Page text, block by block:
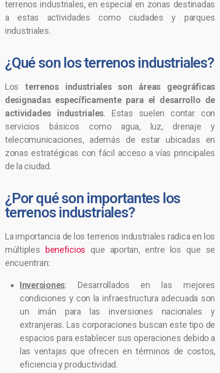
terrenos industriales, en especial en zonas destinadas
a estas actividades como ciudades y parques
industriales.
¿Qué son los terrenos industriales?
Losterrenos industriales son áreas geográficas
designadas específicamente para el desarrollo de
actividades industriales. Estas suelen contar con
servicios básicos como agua, luz, drenaje y
telecomunicaciones, además de estar ubicadas en
zonas estratégicas con fácil acceso a vías principales
de la ciudad.
¿Por qué son importantes los
terrenos industriales?
La importancia de los terrenos industriales radica en los
múltiples
beneficios que aportan, entre los que se
encuentran:
Inversiones: Desarrollados en las mejores
condiciones y con la infraestructura adecuada son
un imán para las inversiones nacionales y
extranjeras. Las corporaciones buscan este tipo de
espacios para establecer sus operaciones debido a
las ventajas que ofrecen en términos de costos,
eficiencia y productividad.